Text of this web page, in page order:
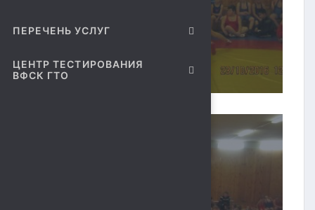
ПЕРЕЧЕНЬ УСЛУГ
ЦЕНТР ТЕСТИРОВАНИЯ
ВФСК ГТО